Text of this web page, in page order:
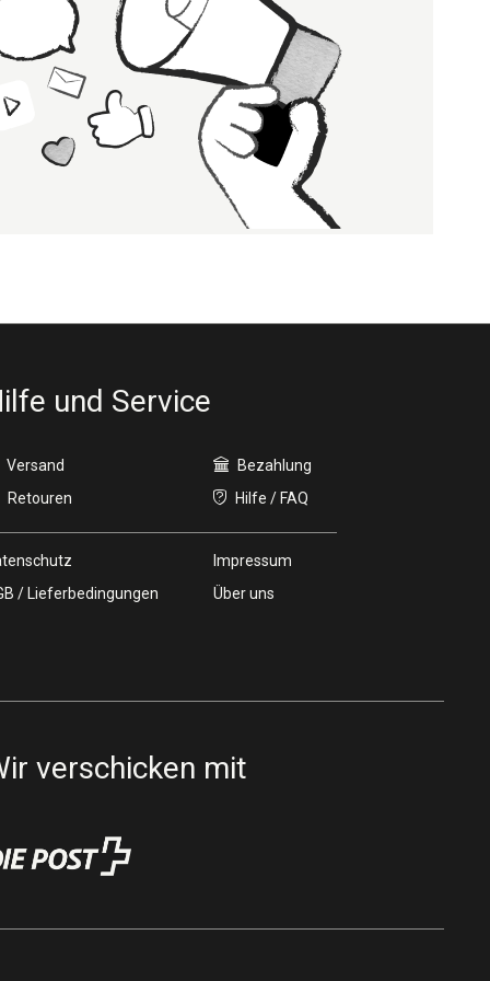
und Service
Versand
Bezahlung
Retouren
Hilfe / FAQ
Impressum
/ Lieferbedingungen
Über uns
verschicken mit